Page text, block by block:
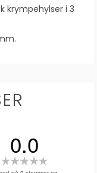
krympehylser i 3
0.0